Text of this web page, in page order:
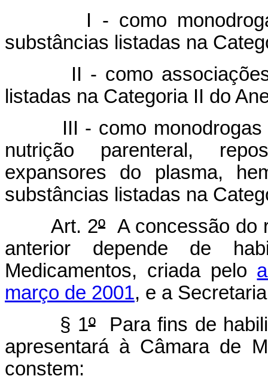
I - como
substâncias listadas na
II - como
listadas na Categoria II do
III - como
nutrição parenteral,
expansores do plasma,
substâncias listadas na
Art. 2ºA concessão do
anterior depende de
Medicamentos, criada pelo
março de 2001, e a
§ 1ºPara fins de
apresentará à Câmara de
constem: